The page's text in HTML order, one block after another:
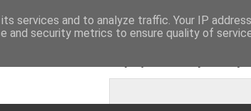
services and to analyze traffic. Your IP
and security metrics to ensure quality of